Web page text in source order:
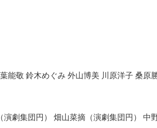
能敬 鈴木めぐみ 外山博美 川原洋子 桑原
劇集団円） 畑山菜摘（演劇集団円） 中